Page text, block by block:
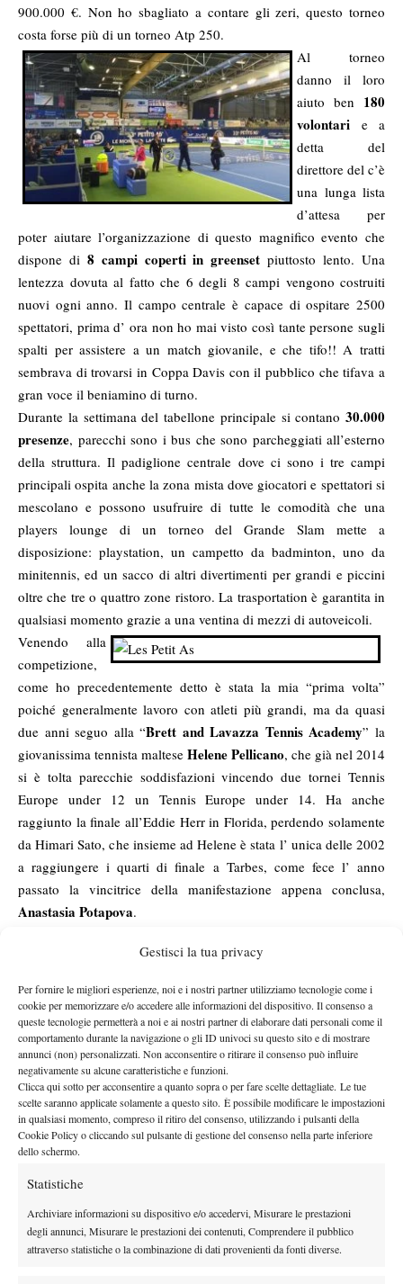
Gestisci la tua privacy
Per fornire le migliori esperienze, noi e i nostri partner utilizziamo tecnologie come i
cookie per memorizzare e/o accedere alle informazioni del dispositivo. Il consenso a
queste tecnologie permetterà a noi e ai nostri partner di elaborare dati personali come il
comportamento durante la navigazione o gli ID univoci su questo sito e di mostrare
annunci (non) personalizzati. Non acconsentire o ritirare il consenso può influire
negativamente su alcune caratteristiche e funzioni.
Clicca qui sotto per acconsentire a quanto sopra o per fare scelte dettagliate. Le tue
scelte saranno applicate solamente a questo sito. È possibile modificare le impostazioni
in qualsiasi momento, compreso il ritiro del consenso, utilizzando i pulsanti della
Cookie Policy o cliccando sul pulsante di gestione del consenso nella parte inferiore
dello schermo.
Statistiche
Archiviare informazioni su dispositivo e/o accedervi, Misurare le prestazioni
degli annunci, Misurare le prestazioni dei contenuti, Comprendere il pubblico
attraverso statistiche o la combinazione di dati provenienti da fonti diverse.
900.000 €. Non ho sbagliato a contare gli zeri, questo torneo
costa forse più di un torneo Atp 250.
Al torneo
danno il loro
aiuto ben 180
volontari e a
detta del
direttore del c’è
una lunga lista
d’attesa per
poter aiutare l’organizzazione di questo magnifico evento che
dispone di 8 campi coperti in greenset piuttosto lento. Una
lentezza dovuta al fatto che 6 degli 8 campi vengono costruiti
nuovi ogni anno. Il campo centrale è capace di ospitare 2500
spettatori, prima d’ ora non ho mai visto così tante persone sugli
spalti per assistere a un match giovanile, e che tifo!! A tratti
sembrava di trovarsi in Coppa Davis con il pubblico che tifava a
gran voce il beniamino di turno.
Durante la settimana del tabellone principale si contano 30.000
presenze, parecchi sono i bus che sono parcheggiati all’esterno
della struttura. Il padiglione centrale dove ci sono i tre campi
principali ospita anche la zona mista dove giocatori e spettatori si
mescolano e possono usufruire di tutte le comodità che una
players lounge di un torneo del Grande Slam mette a
disposizione: playstation, un campetto da badminton, uno da
minitennis, ed un sacco di altri divertimenti per grandi e piccini
oltre che tre o quattro zone ristoro. La trasportation è garantita in
qualsiasi momento grazie a una ventina di mezzi di autoveicoli.
Venendo alla
competizione,
come ho precedentemente detto è stata la mia “prima volta”
poiché generalmente lavoro con atleti più grandi, ma da quasi
due anni seguo alla “Brett and Lavazza Tennis Academy” la
giovanissima tennista maltese Helene Pellicano, che già nel 2014
si è tolta parecchie soddisfazioni vincendo due tornei Tennis
Europe under 12 un Tennis Europe under 14. Ha anche
raggiunto la finale all’Eddie Herr in Florida, perdendo solamente
da Himari Sato, che insieme ad Helene è stata l’ unica delle 2002
a raggiungere i quarti di finale a Tarbes, come fece l’ anno
passato la vincitrice della manifestazione appena conclusa,
Anastasia Potapova.
perché ha dimostrato di saper lottare contro giocatrici molto più
ottavi di finale un set di svantaggio. Il torneo femminile è stato di
altissimo livello con almeno 6/7 giocatrici che avrebbero potuto
vincere il titolo. Come confermato dai moltissimi osservatori
presenti al torneoil livello femminile di quest’anno è stato
particolarmente altoe prevedono lo stesso per l’anno prossimo
quando si sfideranno le 2002 e le 2003. La fortissima giocatrice
russa che ha dominato già dall’anno scorso la categoria non ha
avuto affatto vita facile ed ha ceduto per due volte un set durante
il torneo, persino per 6 giochi a 0 durante i quarti di finale contro
altre è la consapevolezza di essere la favorita che la “costringe” a
fare di tutto per vincere ogni volta, oltre che alle ottime doti